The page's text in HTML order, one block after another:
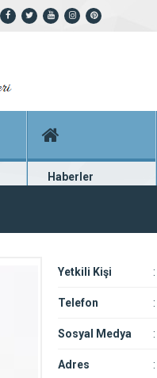
Haberler
En güncel haberler
Yetkili Kişi :
Telefon :
Sosyal Medya :
Adres :